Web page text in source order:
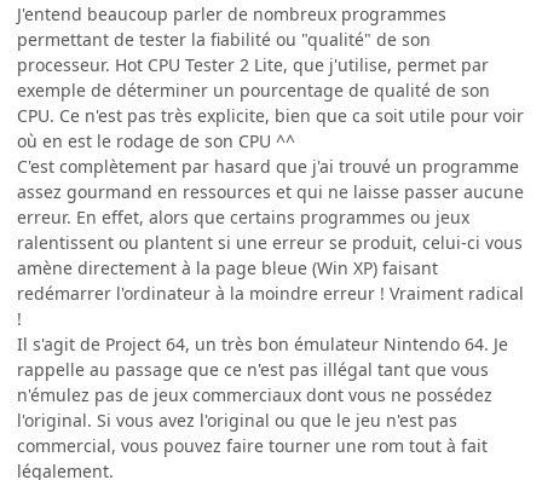
J'entend beaucoup parler de nombreux programmes
permettant de tester la fiabilité ou "qualité" de son
processeur. Hot CPU Tester 2 Lite, que j'utilise, permet par
exemple de déterminer un pourcentage de qualité de son
CPU. Ce n'est pas très explicite, bien que ca soit utile pour voir
où en est le rodage de son CPU ^^
C'est complètement par hasard que j'ai trouvé un programme
assez gourmand en ressources et qui ne laisse passer aucune
erreur. En effet, alors que certains programmes ou jeux
ralentissent ou plantent si une erreur se produit, celui-ci vous
amène directement à la page bleue (Win XP) faisant
redémarrer l'ordinateur à la moindre erreur ! Vraiment radical
!
Il s'agit de Project 64, un très bon émulateur Nintendo 64. Je
rappelle au passage que ce n'est pas illégal tant que vous
n'émulez pas de jeux commerciaux dont vous ne possédez
l'original. Si vous avez l'original ou que le jeu n'est pas
commercial, vous pouvez faire tourner une rom tout à fait
légalement.